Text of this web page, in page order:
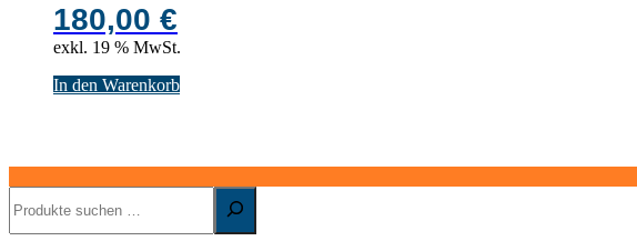
180,00 €
exkl. 19 % MwSt.
In den Warenkorb